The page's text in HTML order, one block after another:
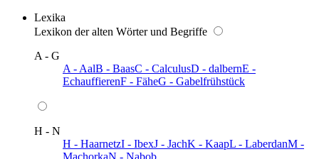
Lexika
Lexikon der alten Wörter und Begriffe
A - G
A - AalB - BaasC - CalculusD - dalbernE -
EchauffierenF - FäheG - Gabelfrühstück
H - N
H - HaarnetzI - IbexJ - JachK - KaapL - LaberdanM -
MachorkaN - Nabob